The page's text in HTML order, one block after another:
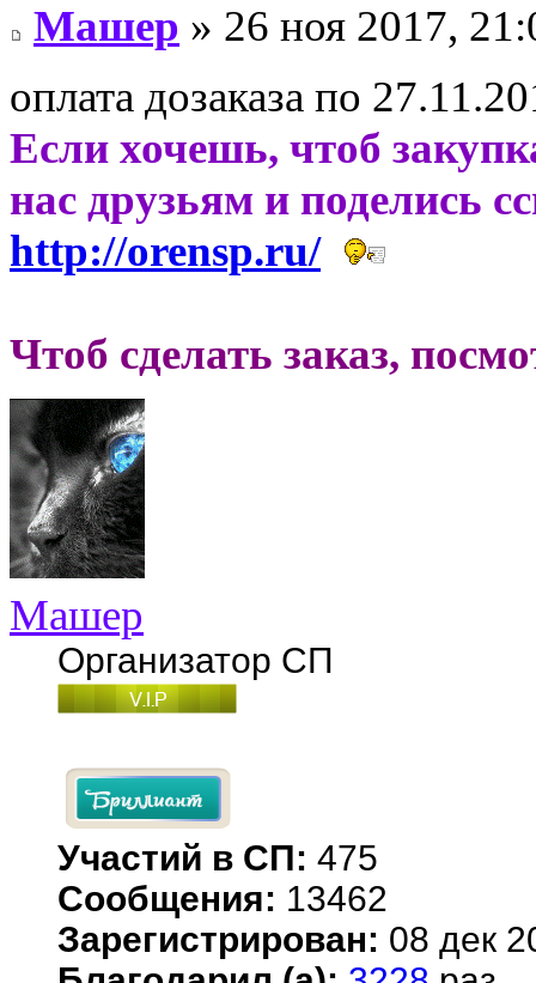
Машер » 26 ноя 2017,
оплата дозаказа по
Если хочешь, чтоб
нас друзьям и поделись
http://orensp.ru/
Чтоб сделать заказ,
Машер
Организатор СП
Участий в СП: 475
Сообщения: 13462
Зарегистрирован: 08 дек